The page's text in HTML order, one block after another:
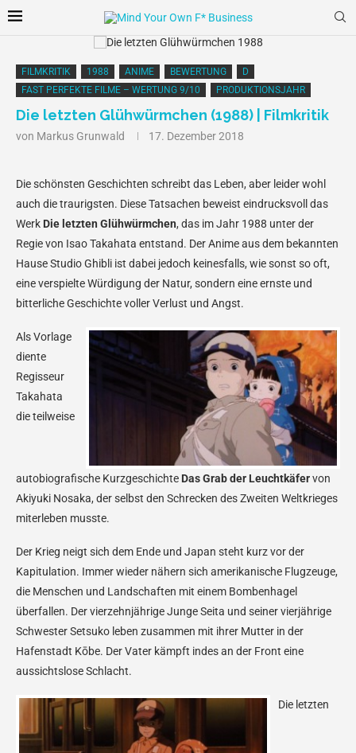
FILMKRITIK 1988 ANIME BEWERTUNG
D
FAST PERFEKTE FILME – WERTUNG 9/10
PRODUKTIONSJAHR
Die letzten Glühwürmchen (1988) | Filmkritik
von Markus Grunwald 17. Dezember 2018
Die schönsten Geschichten schreibt das Leben, aber leider wohl
auch die traurigsten. Diese Tatsachen beweist eindrucksvoll das
Werk Die letzten Glühwürmchen, das im Jahr 1988 unter der
Regie von Isao Takahata entstand. Der Anime aus dem bekannten
Hause Studio Ghibli ist dabei jedoch keinesfalls, wie sonst so oft,
eine verspielte Würdigung der Natur, sondern eine ernste und
bitterliche Geschichte voller Verlust und Angst.
Als Vorlage
diente
Regisseur
Takahata
die teilweise
autobiografische Kurzgeschichte Das Grab der Leuchtkäfervon
Akiyuki Nosaka, der selbst den Schrecken des Zweiten Weltkrieges
miterleben musste.
Der Krieg neigt sich dem Ende und Japan steht kurz vor der
Kapitulation. Immer wieder nähern sich amerikanische Flugzeuge,
die Menschen und Landschaften mit einem Bombenhagel
überfallen. Der vierzehnjährige Junge Seita und seiner vierjährige
Schwester Setsuko leben zusammen mit ihrer Mutter in der
Hafenstadt Kōbe. Der Vater kämpft indes an der Front eine
aussichtslose Schlacht.
Die letzten